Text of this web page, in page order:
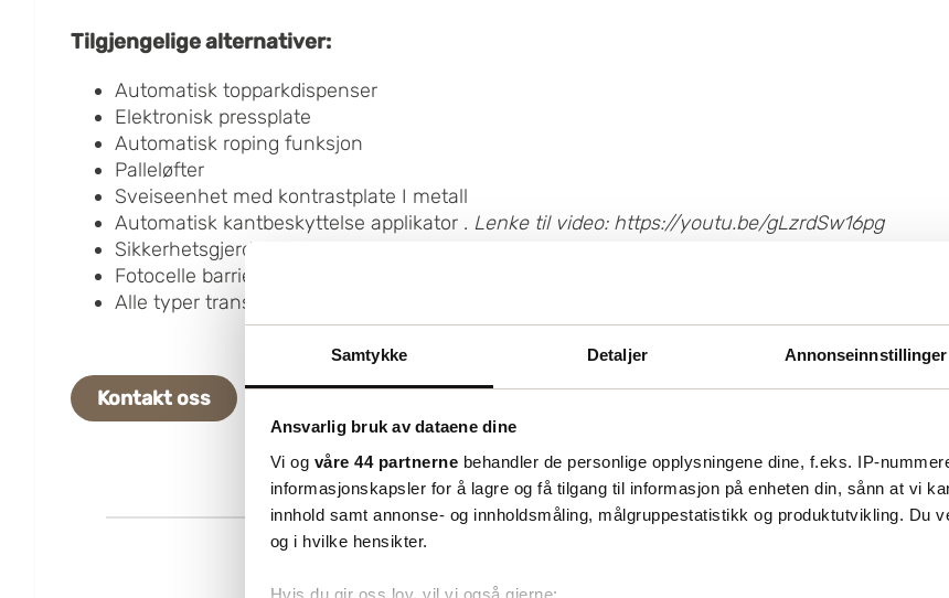
Samtykke Detaljer Annonseinnstillinger
Ansvarlig bruk av dataene dine
Vi og våre 44 partnerne behandler de personlige opplysningene dine, f.eks. IP-
informasjonskapsler for å lagre og få tilgang til informasjon på enheten din, sånn at vi
innhold samt annonse- og innholdsmåling, målgruppestatistikk og produktutvikling. Du
og i hvilke hensikter.
Hvis du gir oss lov, vil vi også gjerne:
Tilgjengelige alternativer:
Automatisk topparkdispenser
Elektronisk pressplate
Automatisk roping funksjon
Palleløfter
Sveiseenhet med kontrastplate I metall
Automatisk kantbeskyttelse applikator . Lenke til video: https://youtu.be/gLzrdSw16pg
Sikkerhetsgjerder med dører
Fotocelle barrierer
Alle typer transportbånd
Kontakt oss